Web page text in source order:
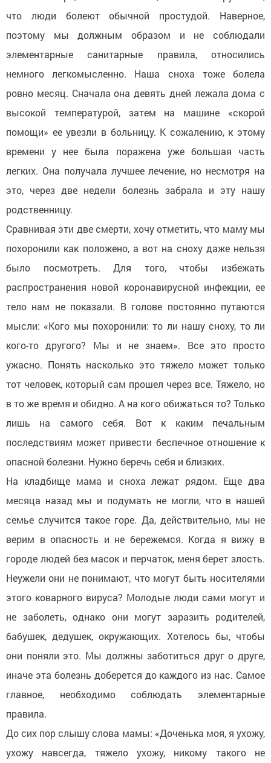
что люди болеют обычной простудой. Наверное,
поэтому мы должным образом и не соблюдали
элементарные санитарные правила, относились
немного легкомысленно. Наша сноха тоже болела
ровно месяц. Сначала она девять дней лежала дома с
высокой температурой, затем на машине «скорой
помощи» ее увезли в больницу. К сожалению, к этому
времени у нее была поражена уже большая часть
легких. Она получала лучшее лечение, но несмотря на
это, через две недели болезнь забрала и эту нашу
родственницу.
Сравнивая эти две смерти, хочу отметить, что маму мы
похоронили как положено, а вот на сноху даже нельзя
было посмотреть. Для того, чтобы избежать
распространения новой коронавирусной инфекции, ее
тело нам не показали. В голове постоянно путаются
мысли: «Кого мы похоронили: то ли нашу сноху, то ли
кого-то другого? Мы и не знаем». Все это просто
ужасно. Понять насколько это тяжело может только
тот человек, который сам прошел через все. Тяжело, но
в то же время и обидно. А на кого обижаться то? Только
лишь на самого себя. Вот к каким печальным
последствиям может привести беспечное отношение к
опасной болезни. Нужно беречь себя и близких.
На кладбище мама и сноха лежат рядом. Еще два
месяца назад мы и подумать не могли, что в нашей
семье случится такое горе. Да, действительно, мы не
верим в опасность и не бережемся. Когда я вижу в
городе людей без масок и перчаток, меня берет злость.
Неужели они не понимают, что могут быть носителями
этого коварного вируса? Молодые люди сами могут и
не заболеть, однако они могут заразить родителей,
бабушек, дедушек, окружающих. Хотелось бы, чтобы
они поняли это. Мы должны заботиться друг о друге,
иначе эта болезнь доберется до каждого из нас. Самое
главное, необходимо соблюдать элементарные
правила.
До сих пор слышу слова мамы: «Доченька моя, я ухожу,
ухожу навсегда, тяжело ухожу, никому такого не